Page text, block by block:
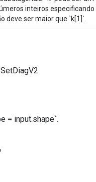
inteiros
deve ser maior que `k[1]`.
= input.shape`.